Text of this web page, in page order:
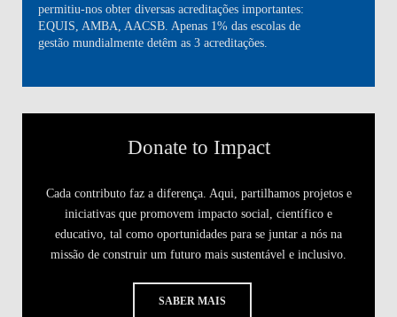
permitiu-nos obter diversas acreditações importantes:
EQUIS, AMBA, AACSB. Apenas 1% das escolas de
gestão mundialmente detêm as 3 acreditações.
Donate to Impact
Cada contributo faz a diferença. Aqui, partilhamos projetos e
iniciativas que promovem impacto social, científico e
educativo, tal como oportunidades para se juntar a nós na
missão de construir um futuro mais sustentável e inclusivo.
SABER MAIS